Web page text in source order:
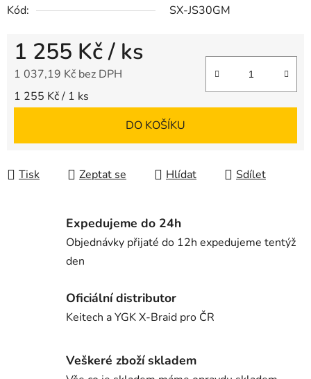
Kód:
SX-JS30GM
1 255 Kč/ ks
1 037,19 Kč bez DPH
Měrná cena:
1 255 Kč / 1 ks
DO KOŠÍKU
Tisk Zeptat se Hlídat Sdílet
Expedujeme do 24h
Objednávky přijaté do 12h expedujeme tentýž
den
Oficiální distributor
Keitech a YGK X-Braid pro ČR
Veškeré zboží skladem